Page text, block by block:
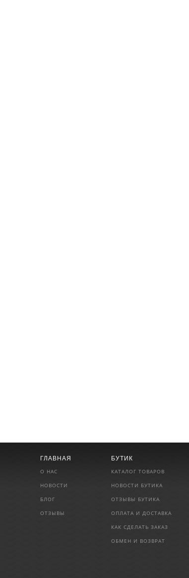
ГЛАВНАЯ
О НАС
НОВОСТИ
БЛОГ
ОТЗЫВЫ
БУТИК
КАТАЛОГ ТОВАРОВ
НОВОСТИ БУТИКА
ОТЗЫВЫ БУТИКА
ОПЛАТА И ДОСТАВКА
КАК СДЕЛАТЬ ЗАКАЗ
ОБМЕН И ВОЗВРАТ